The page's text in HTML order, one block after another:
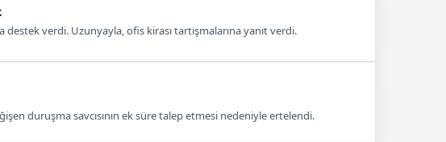
destek verdi. Uzunyayla, ofis kirası tartışmalarına yanıt verdi.
duruşma savcısının ek süre talep etmesi nedeniyle ertelendi.